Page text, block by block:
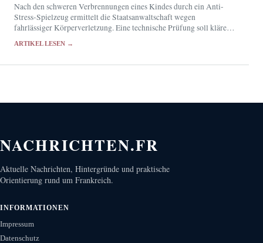
Nach den schweren Verbrennungen eines Kindes durch ein Anti-
Stress-Spielzeug ermittelt die Staatsanwaltschaft wegen
fahrlässiger Körperverletzung. Eine technische Prüfung soll klären,
ARTIKEL LESEN →
NACHRICHTEN.FR
Aktuelle Nachrichten, Hintergründe und praktische
Orientierung rund um Frankreich.
INFORMATIONEN
Impressum
Datenschutz